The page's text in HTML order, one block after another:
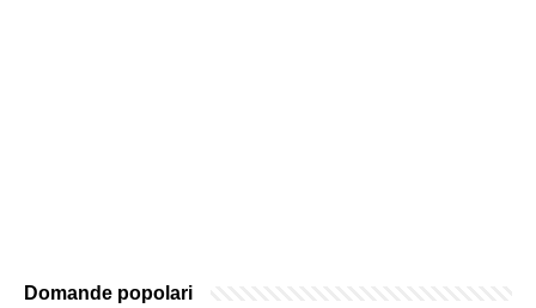
Domande popolari